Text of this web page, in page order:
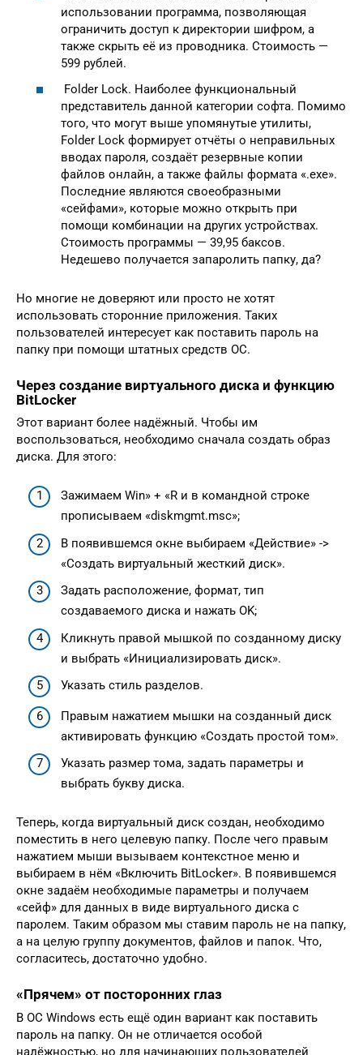
использовании программа, позволяющая
ограничить доступ к директории шифром, а
также скрыть её из проводника. Стоимость —
599 рублей.
Folder Lock. Наиболее функциональный
представитель данной категории софта. Помимо
того, что могут выше упомянутые утилиты,
Folder Lock формирует отчёты о неправильных
вводах пароля, создаёт резервные копии
файлов онлайн, а также файлы формата «.exe».
Последние являются своеобразными
«сейфами», которые можно открыть при
помощи комбинации на других устройствах.
Стоимость программы — 39,95 баксов.
Недешево получается запаролить папку, да?
Но многие не доверяют или просто не хотят
использовать сторонние приложения. Таких
пользователей интересует как поставить пароль на
папку при помощи штатных средств ОС.
Через создание виртуального диска и функцию
BitLocker
Этот вариант более надёжный. Чтобы им
воспользоваться, необходимо сначала создать образ
диска. Для этого:
Зажимаем Win» + «R и в командной строке
прописываем «diskmgmt.msc»;
В появившемся окне выбираем «Действие» ->
«Создать виртуальный жесткий диск».
Задать расположение, формат, тип
создаваемого диска и нажать OK;
Кликнуть правой мышкой по созданному диску
и выбрать «Инициализировать диск».
Указать стиль разделов.
Правым нажатием мышки на созданный диск
активировать функцию «Создать простой том».
Указать размер тома, задать параметры и
выбрать букву диска.
Теперь, когда виртуальный диск создан, необходимо
поместить в него целевую папку. После чего правым
нажатием мыши вызываем контекстное меню и
выбираем в нём «Включить BitLocker». В появившемся
окне задаём необходимые параметры и получаем
«сейф» для данных в виде виртуального диска с
паролем. Таким образом мы ставим пароль не на папку,
а на целую группу документов, файлов и папок. Что,
согласитесь, достаточно удобно.
«Прячем» от посторонних глаз
В ОС Windows есть ещё один вариант как поставить
пароль на папку. Он не отличается особой
надёжностью, но для начинающих пользователей